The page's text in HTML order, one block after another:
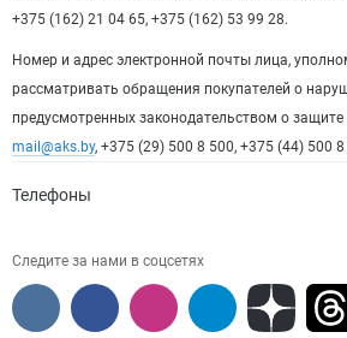
+375 (162) 21 04 65, +375 (162) 53 99 28.
Номер и адрес электронной почты лица,
рассматривать обращения покупателей о
предусмотренных законодательством о защите
mail@aks.by, +375 (29) 500 8 500, +375 (44) 500 8
Телефоны
Следите за нами в соцсетях